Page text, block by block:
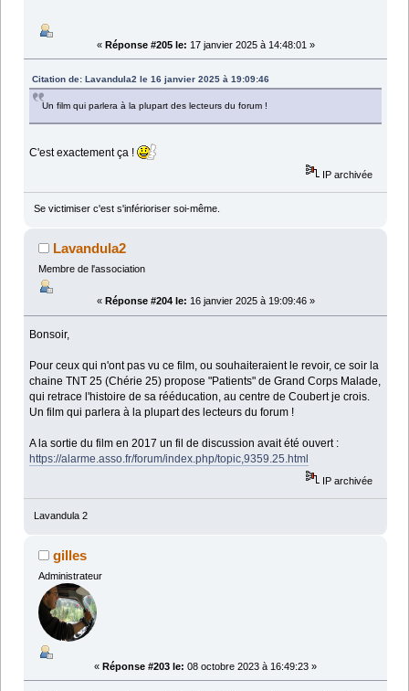
« Réponse #205 le: 17 janvier 2025 à 14:48:01 »
Citation de: Lavandula2 le 16 janvier 2025 à 19:09:46
Un film qui parlera à la plupart des lecteurs du forum !
C'est exactement ça !
IP archivée
Se victimiser c'est s'inférioriser soi-même.
Lavandula2
Membre de l'association
« Réponse #204 le: 16 janvier 2025 à 19:09:46 »
Bonsoir,
Pour ceux qui n'ont pas vu ce film, ou souhaiteraient le revoir, ce soir la
chaine TNT 25 (Chérie 25) propose "Patients" de Grand Corps Malade,
qui retrace l'histoire de sa rééducation, au centre de Coubert je crois.
Un film qui parlera à la plupart des lecteurs du forum !
A la sortie du film en 2017 un fil de discussion avait été ouvert :
https://alarme.asso.fr/forum/index.php/topic,9359.25.html
IP archivée
Lavandula 2
gilles
Administrateur
« Réponse #203 le: 08 octobre 2023 à 16:49:23 »